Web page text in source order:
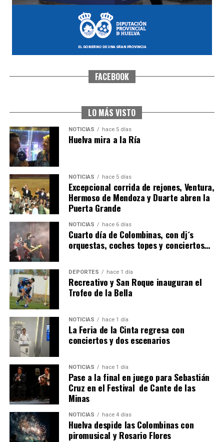
CUARTA CORRIDA DE LAS FIESTAS COLOMBINAS
4º DÍA DE LAS FIESTAS COLOMBINAS 2026
hace 7 días Huelvatv
SEXTA CORRIDA DE LAS FIESTAS COLOMBINAS
2026
hace 4 días· Huelvatv
FACEBOOK
LO MÁS VISTO
NOTICIAS hace 5 días
Huelva mira a la Ría
NOTICIAS hace 5 días
Excepcional corrida de rejones, Ventura,
Hermoso de Mendoza y Duarte abren la
Puerta Grande
NOTICIAS hace 6 días
Cuarto día de Colombinas, con dj´s
orquestas, coches topes y conciertos…
DEPORTES hace 1 día
Recreativo y San Roque inauguran el
Trofeo de la Bella
NOTICIAS hace 1 día
La Feria de la Cinta regresa con
conciertos y dos escenarios
NOTICIAS hace 1 día
Pase a la final en juego para Sebastián
Cruz en el Festival de Cante de las
Minas
NOTICIAS hace 4 días
Huelva despide las Colombinas con
piromusical y Rosario Flores